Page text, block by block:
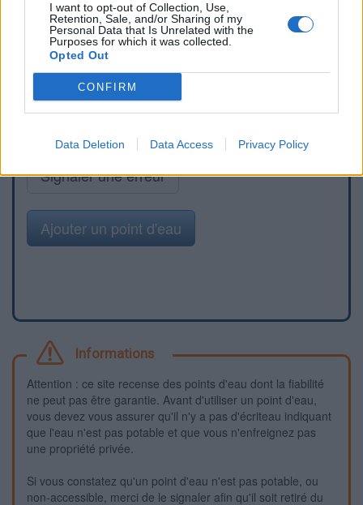
I want to opt-out of Collection, Use,
Retention, Sale, and/or Sharing of my
Personal Data that Is Unrelated with the
Purposes for which it was collected.
Opted Out
CONFIRM
Data Deletion Data Access Privacy Policy
Signaler une erreur
Ajouter un point d'eau
Informations
Attention : ce site recense des points d'eau dont la fiabilité
ne peut pas être garantie. Avant d'utiliser un point d'eau,
vous devez vous assurer qu'il n'y a pas d'écriteau indiquant
que l'eau n'est pas potable et que vous n'enfreignez pas
une propriété privée.
Si vous constatez qu'un point d'eau n'est pas potable, ou
non-accessible, merci de le signaler afin qu'il soit retiré du